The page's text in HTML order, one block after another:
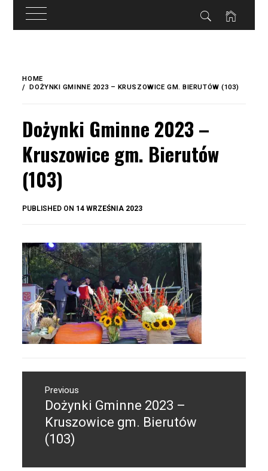
treści
content
HOME
DOŻYNKI GMINNE 2023 – KRUSZOWICE GM. BIERUTÓW (103)
Dożynki Gminne 2023 –
Kruszowice gm. Bierutów
(103)
PUBLISHED ON 14 WRZEŚNIA 2023
wpisuPrevious
Previous
post:
Dożynki Gminne 2023 –
Kruszowice gm. Bierutów
(103)